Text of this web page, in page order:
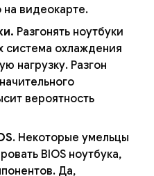
на видеокарте.
Разгонять ноутбуки
система охлаждения
нагрузку. Разгон
вероятность
. Некоторые умельцы
BIOS ноутбука,
Да,